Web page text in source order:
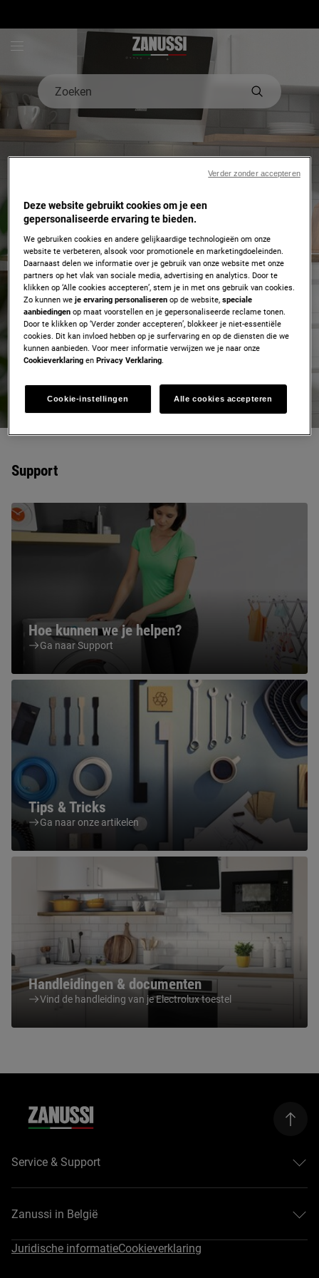
Zoeken
Zanussi - Hero Block
Registreer je toestel
In 3 simpele stappen en
ontdek alle voordelen.
Registreer nu
Support
Hoe kunnen we je helpen?
Ga naar Support
Tips & Tricks
Ga naar onze artikelen
Handleidingen & documenten
Vind de handleiding van je Electrolux toestel
Service & Support
Product registreren
Herstelling aanvragen
Garanties van Zanussi
Handleidingen downloaden
Zanussi in België
Over Zanussi
Juridische informatieCookieverklaring
Deze website gebruikt cookies om je een
gepersonaliseerde ervaring te bieden.
We gebruiken cookies en andere gelijkaardige technologieën om onze
website te verbeteren, alsook voor promotionele en marketingdoeleinden.
Daarnaast delen we informatie over je gebruik van onze website met onze
partners op het vlak van sociale media, advertising en analytics. Door te
klikken op ‘Alle cookies accepteren’, stem je in met ons gebruik van cookies.
Zo kunnen weje ervaring personaliseren op de website,speciale
aanbiedingen op maat voorstellen en je gepersonaliseerde reclame tonen.
Door te klikken op ‘Verder zonder accepteren’, blokkeer je niet-essentiële
cookies. Dit kan invloed hebben op je surfervaring en op de diensten die we
kunnen aanbieden. Voor meer informatie verwijzen we je naar onze
Cookieverklaring enPrivacy Verklaring.
Cookie-instellingen Alle cookies accepteren
Verder zonder accepteren